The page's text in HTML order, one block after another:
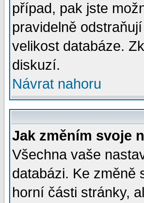
případ, pak jste
pravidelně
velikost databáze.
diskuzí.
Návrat nahoru
Jak změním svoje
Všechna vaše
databázi. Ke
horní části stránky,